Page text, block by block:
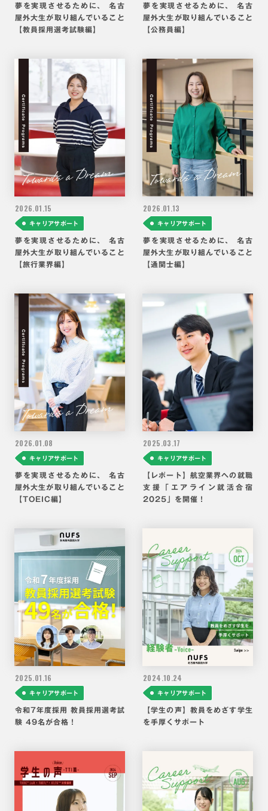
夢を実現させるために、 名古
屋外大生が取り組んでいること
【教員採用選考試験編】
夢を実現させるために、 名古
屋外大生が取り組んでいること
【公務員編】
2026. 01.15
キャリアサポート
夢を実現させるために、 名古
屋外大生が取り組んでいること
【旅行業界編】
2026. 01.13
キャリアサポート
夢を実現させるために、 名古
屋外大生が取り組んでいること
【通関士編】
2026. 01.08
キャリアサポート
夢を実現させるために、 名古
屋外大生が取り組んでいること
【TOEIC編】
2025. 03.17
キャリアサポート
【レポート】航空業界への就職
支援「エアライン就活合宿
2025」を開催！
2025. 01.16
キャリアサポート
令和7年度採用 教員採用選考試
験 49名が合格！
2024. 10.24
キャリアサポート
【学生の声】教員をめざす学生
を手厚くサポート